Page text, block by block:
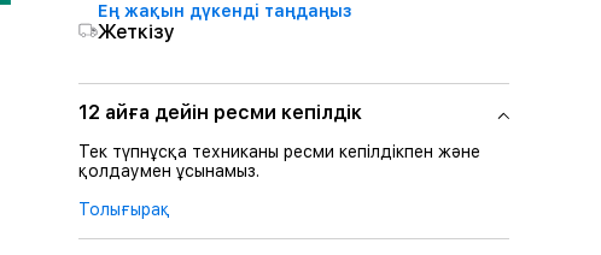
Ең жақын дүкенді таңдаңыз
Жеткізу
12 айға дейін ресми кепілдік
Тек түпнұсқа техниканы ресми кепілдікпен және
қолдаумен ұсынамыз.
Толығырақ